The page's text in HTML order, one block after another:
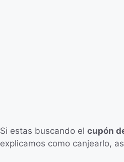
Si estas buscando el cupón
explicamos como canjearlo,